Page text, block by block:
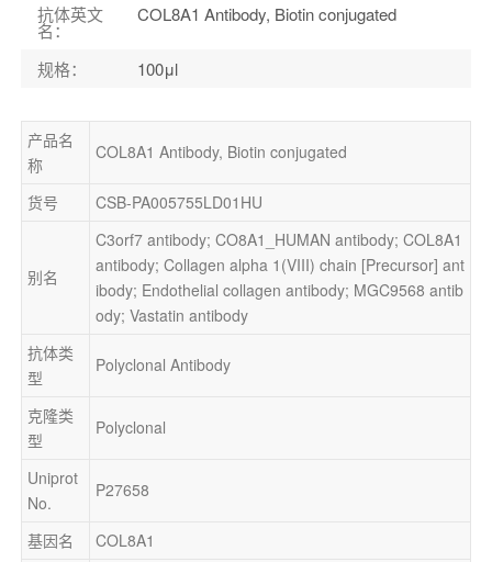
抗体英文
名：
COL8A1 Antibody, Biotin conjugated
规格： 100μl
产品名
称
COL8A1 Antibody, Biotin conjugated
货号 CSB-PA005755LD01HU
别名
C3orf7 antibody; CO8A1_HUMAN antibody; COL8A1
antibody; Collagen alpha 1(VIII) chain [Precursor] ant
ibody; Endothelial collagen antibody; MGC9568 antib
ody; Vastatin antibody
抗体类
型
Polyclonal Antibody
克隆类
型
Polyclonal
Uniprot
No.
P27658
基因名
COL8A1